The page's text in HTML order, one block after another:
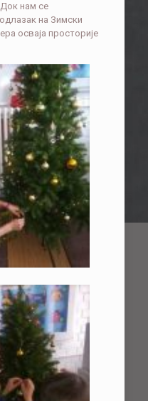
Док нам се
на Зимски
осваја просторије